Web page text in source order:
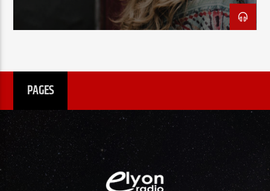
Radio Elyon
Elyon Rhema
PAGES